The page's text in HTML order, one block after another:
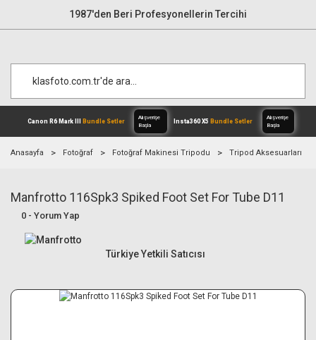
1987'den Beri Profesyonellerin Tercihi
Canon R6 Mark IIIBundle Setler
Alışverişe
Anasayfa Fotoğraf Fotoğraf Makinesi Tripodu Tripod Aksesuarları
Manfrotto 116Spk3 Spiked Foot Set For Tube D11
0 - Yorum Yap
Türkiye Yetkili Satıcısı